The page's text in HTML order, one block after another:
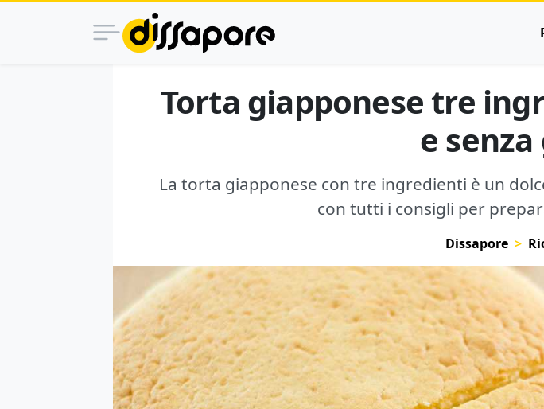
Torta giapponese tre
e
La torta giapponese con tre ingredienti è un
con tutti i consigli per
Dissapore